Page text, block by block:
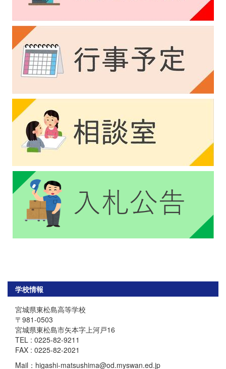
学校情報
宮城県東松島高等学校
〒981-0503
宮城県東松島市矢本字上河戸16
TEL : 0225-82-9211
FAX : 0225-82-2021
Mail：higashi-matsushima@od.myswan.ed.jp